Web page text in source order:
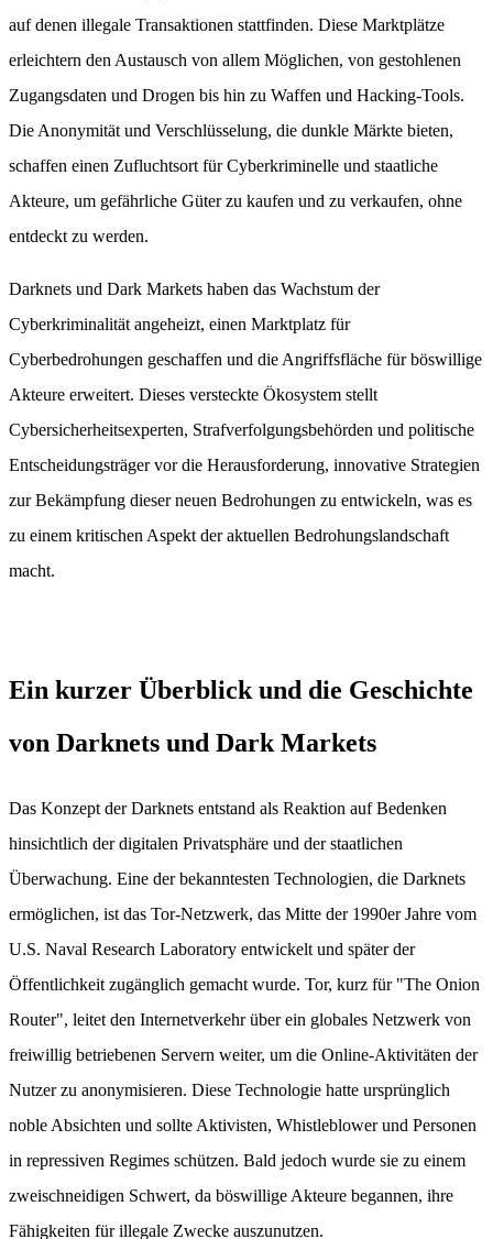
auf denen illegale Transaktionen stattfinden. Diese Marktplätze
erleichtern den Austausch von allem Möglichen, von gestohlenen
Zugangsdaten und Drogen bis hin zu Waffen und Hacking-Tools.
Die Anonymität und Verschlüsselung, die dunkle Märkte bieten,
schaffen einen Zufluchtsort für Cyberkriminelle und staatliche
Akteure, um gefährliche Güter zu kaufen und zu verkaufen, ohne
entdeckt zu werden.
Darknets und Dark Markets haben das Wachstum der
Cyberkriminalität angeheizt, einen Marktplatz für
Cyberbedrohungen geschaffen und die Angriffsfläche für böswillige
Akteure erweitert. Dieses versteckte Ökosystem stellt
Cybersicherheitsexperten, Strafverfolgungsbehörden und politische
Entscheidungsträger vor die Herausforderung, innovative Strategien
zur Bekämpfung dieser neuen Bedrohungen zu entwickeln, was es
zu einem kritischen Aspekt der aktuellen Bedrohungslandschaft
macht.
Ein kurzer Überblick und die Geschichte
von Darknets und Dark Markets
Das Konzept der Darknets entstand als Reaktion auf Bedenken
hinsichtlich der digitalen Privatsphäre und der staatlichen
Überwachung. Eine der bekanntesten Technologien, die Darknets
ermöglichen, ist das Tor-Netzwerk, das Mitte der 1990er Jahre vom
U.S. Naval Research Laboratory entwickelt und später der
Öffentlichkeit zugänglich gemacht wurde. Tor, kurz für "The Onion
Router", leitet den Internetverkehr über ein globales Netzwerk von
freiwillig betriebenen Servern weiter, um die Online-Aktivitäten der
Nutzer zu anonymisieren. Diese Technologie hatte ursprünglich
noble Absichten und sollte Aktivisten, Whistleblower und Personen
in repressiven Regimes schützen. Bald jedoch wurde sie zu einem
zweischneidigen Schwert, da böswillige Akteure begannen, ihre
Fähigkeiten für illegale Zwecke auszunutzen.